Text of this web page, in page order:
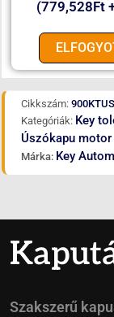
(779,528Ft
Cikkszám:
Kategóriák: Key
Úszókapu
Márka: Key
Szakszerű